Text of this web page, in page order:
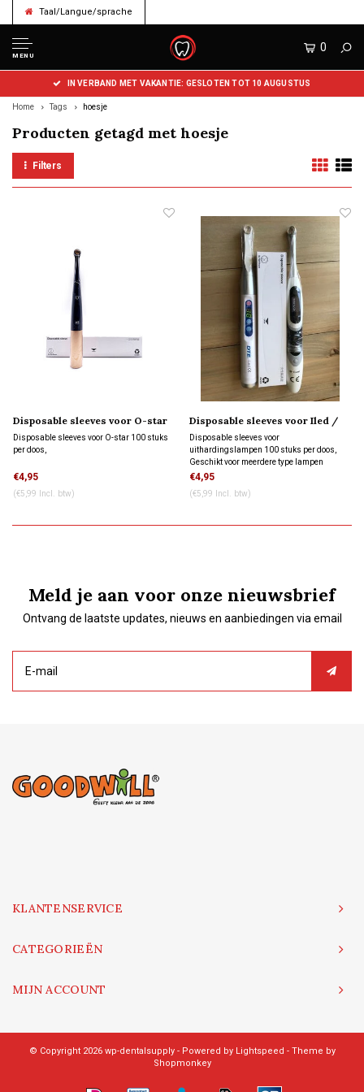
Taal/Langue/sprache
MENU
0
IN VERBAND MET VAKANTIE: GESLOTEN TOT 10 AUGUSTUS
Home Tags hoesje
Producten getagd met hoesje
Filters
Disposable sleeves voor O-star
100x
Disposable sleeves voor O-star 100 stuks
per doos,
€4,95
(€5,99 Incl. btw)
Disposable sleeves voor Iled /
B-cure / LED-H 100x
Disposable sleeves voor
uithardingslampen 100 stuks per doos,
Geschikt voor meerdere type lampen
waaronder Valo.
€4,95
(€5,99 Incl. btw)
Meld je aan voor onze nieuwsbrief
Ontvang de laatste updates, nieuws en aanbiedingen via email
KLANTENSERVICE
CATEGORIEËN
MIJN ACCOUNT
© Copyright 2026 wp-dentalsupply - Powered by Lightspeed - Theme by
Shopmonkey